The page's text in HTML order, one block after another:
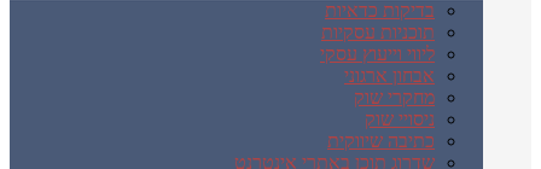
בדיקות כדאיות
תוכניות עסקיות
ליווי וייעוץ עסקי
אבחון ארגוני
מחקרי שוק
ניסויי שוק
כתיבה שיווקית
שדרוג תוכן באתרי אינטרנט